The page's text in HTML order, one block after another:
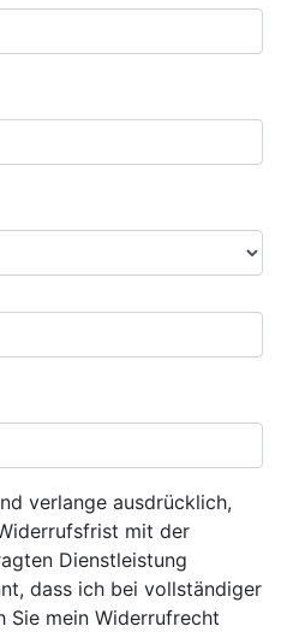
verlange ausdrücklich,
mit der
Dienstleistung
dass ich bei vollständiger
Sie mein Widerrufrecht